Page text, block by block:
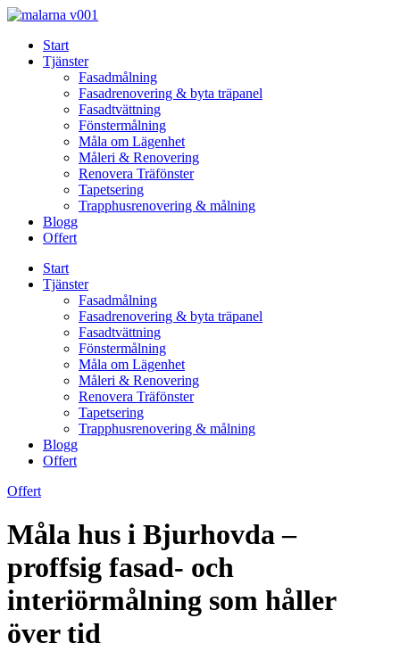
Skip
contentStart
Tjänster
Fasadmålning
Fasadrenovering & byta träpanel
Fasadtvättning
Fönstermålning
Måla om Lägenhet
Måleri & Renovering
Renovera Träfönster
Tapetsering
Trapphusrenovering & målning
Blogg
Offert
Start
Tjänster
Fasadmålning
Fasadrenovering & byta träpanel
Fasadtvättning
Fönstermålning
Måla om Lägenhet
Måleri & Renovering
Renovera Träfönster
Tapetsering
Trapphusrenovering & målning
Blogg
Offert
Offert
Måla hus i Bjurhovda –
proffsig fasad- och
interiörmålning som håller
över tid